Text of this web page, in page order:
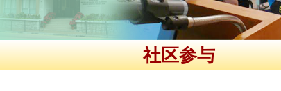
社区参与